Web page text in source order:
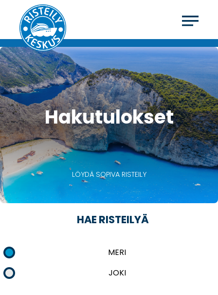
Hakutulokset
LÖYDÄ SOPIVA RISTEILY
HAE RISTEILYÄ
MERI
JOKI